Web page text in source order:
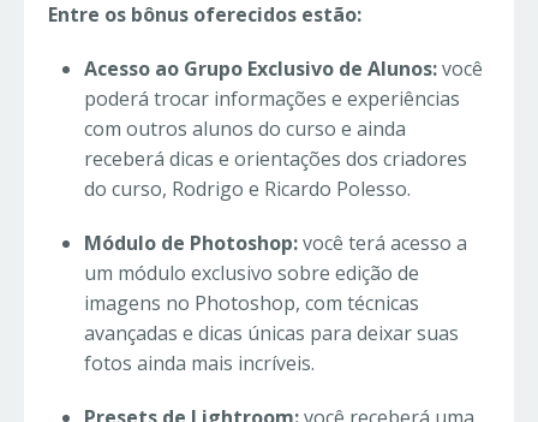
Entre os bônus oferecidos estão:
Acesso ao Grupo Exclusivo de Alunos:você
poderá trocar informações e experiências
com outros alunos do curso e ainda
receberá dicas e orientações dos criadores
do curso, Rodrigo e Ricardo Polesso.
Módulo de Photoshop:você terá acesso a
um módulo exclusivo sobre edição de
imagens no Photoshop, com técnicas
avançadas e dicas únicas para deixar suas
fotos ainda mais incríveis.